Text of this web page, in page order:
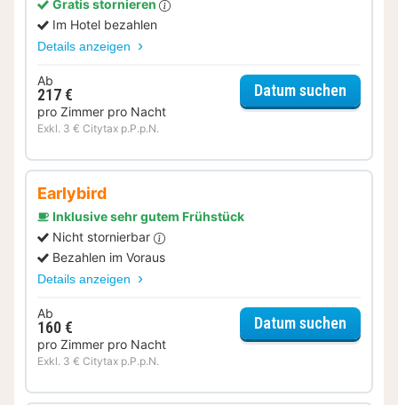
Gratis stornieren
Im Hotel bezahlen
Details anzeigen
Ab
217 €
pro Zimmer pro Nacht
Exkl. 3 € Citytax p.P.p.N.
Datum suchen
Earlybird
Inklusive sehr gutem Frühstück
Nicht stornierbar
Bezahlen im Voraus
Details anzeigen
Ab
160 €
pro Zimmer pro Nacht
Exkl. 3 € Citytax p.P.p.N.
Datum suchen